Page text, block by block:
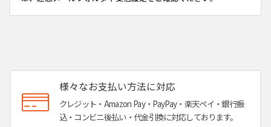
様々なお支払い方法に対応
クレジット・Amazon Pay・PayPay・楽天ペイ・銀行振
込・コンビニ後払い・代金引換に対応しております。